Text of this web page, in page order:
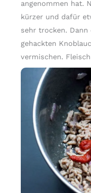
angenommen hat.
kürzer und dafür
sehr trocken. Dann
gehackten
vermischen.